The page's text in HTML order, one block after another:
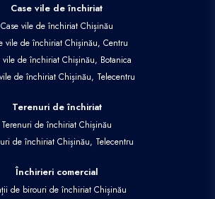
Case vile de închiriat
Case vile de închiriat Chișinău
vile de închiriat Chișinău, Centru
vile de închiriat Chișinău, Botanica
de închiriat Chișinău, Telecentru
Terenuri de închiriat
Terenuri de închiriat Chișinău
de închiriat Chișinău, Telecentru
Închirieri comercial
de birouri de închiriat Chișinău